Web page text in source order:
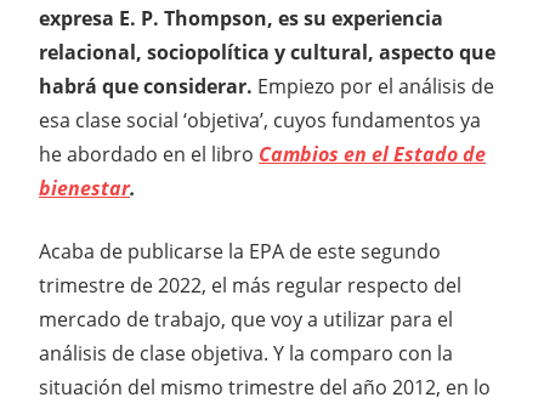
expresa E. P. Thompson, es su experiencia
relacional, sociopolítica y cultural, aspecto que
habrá que considerar. Empiezo por el análisis de
esa clase social ‘objetiva’, cuyos fundamentos ya
he abordado en el libro Cambios en el Estado de
bienestar.
Acaba de publicarse la EPA de este segundo
trimestre de 2022, el más regular respecto del
mercado de trabajo, que voy a utilizar para el
análisis de clase objetiva. Y la comparo con la
situación del mismo trimestre del año 2012, en lo